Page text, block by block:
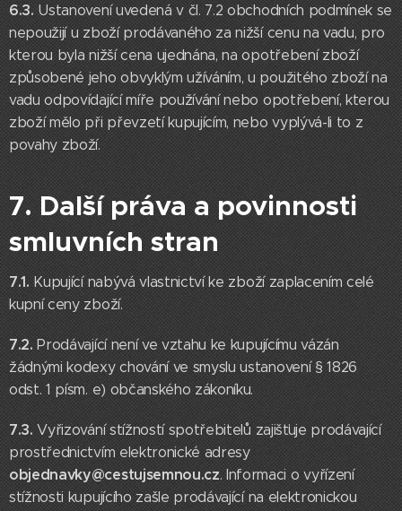
6.3. Ustanovení uvedená v čl. 7.2 obchodních podmínek se
nepoužijí u zboží prodávaného za nižší cenu na vadu, pro
kterou byla nižší cena ujednána, na opotřebení zboží
způsobené jeho obvyklým užíváním, u použitého zboží na
vadu odpovídající míře používání nebo opotřebení, kterou
zboží mělo při převzetí kupujícím, nebo vyplývá-li to z
povahy zboží.
7. Další práva a povinnosti
smluvních stran
7.1.Kupující nabývá vlastnictví ke zboží zaplacením celé
kupní ceny zboží.
7.2.Prodávající není ve vztahu ke kupujícímu vázán
žádnými kodexy chování ve smyslu ustanovení § 1826
odst. 1 písm. e) občanského zákoníku.
7.3.Vyřizování stížností spotřebitelů zajišťuje prodávající
prostřednictvím elektronické adresy
objednavky@cestujsemnou.cz. Informaci o vyřízení
stížnosti kupujícího zašle prodávající na elektronickou